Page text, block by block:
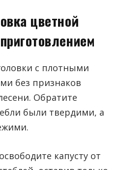
цветной
с плотными
без признаков
Обратите
были твердими, а
капусту от